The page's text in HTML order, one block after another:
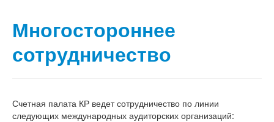
Многостороннее
сотрудничество
Счетная палата КР ведет сотрудничество по линии
следующих международных аудиторских организаций: